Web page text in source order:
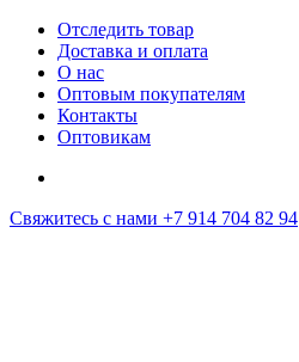
Отследить товар
Доставка и оплата
О нас
Оптовым покупателям
Контакты
Оптовикам
Свяжитесь с нами +7 914 704 82 94